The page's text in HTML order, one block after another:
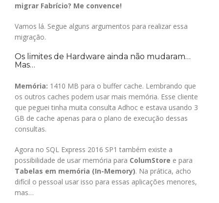
migrar Fabrício? Me convence!
Vamos lá. Segue alguns argumentos para realizar essa
migração.
Os limites de Hardware ainda não mudaram…
Mas…
Memória: 1410 MB para o buffer cache. Lembrando que
os outros caches podem usar mais memória. Esse cliente
que peguei tinha muita consulta Adhoc e estava usando 3
GB de cache apenas para o plano de execução dessas
consultas.
Agora no SQL Express 2016 SP1 também existe a
possibilidade de usar memória para ColumStore e para
Tabelas em memória (In-Memory). Na prática, acho
difícil o pessoal usar isso para essas aplicações menores,
mas…